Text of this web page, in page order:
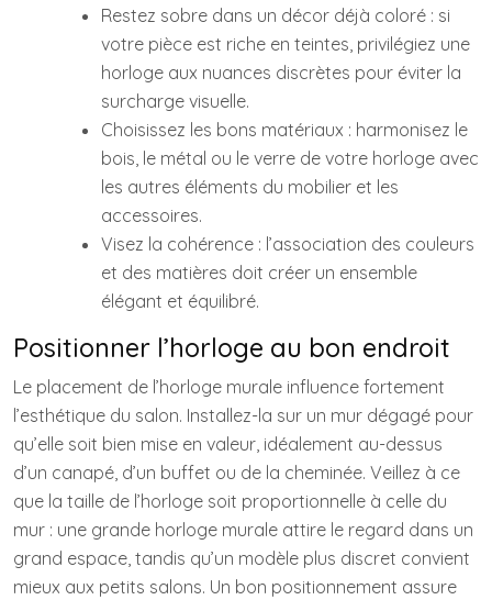
Restez sobre dans un décor déjà coloré : si
votre pièce est riche en teintes, privilégiez une
horloge aux nuances discrètes pour éviter la
surcharge visuelle.
Choisissez les bons matériaux : harmonisez le
bois, le métal ou le verre de votre horloge avec
les autres éléments du mobilier et les
accessoires.
Visez la cohérence : l’association des couleurs
et des matières doit créer un ensemble
élégant et équilibré.
Positionner l’horloge au bon endroit
Le placement de l’horloge murale influence fortement
l’esthétique du salon. Installez-la sur un mur dégagé pour
qu’elle soit bien mise en valeur, idéalement au-dessus
d’un canapé, d’un buffet ou de la cheminée. Veillez à ce
que la taille de l’horloge soit proportionnelle à celle du
mur : une grande horloge murale attire le regard dans un
grand espace, tandis qu’un modèle plus discret convient
mieux aux petits salons. Un bon positionnement assure